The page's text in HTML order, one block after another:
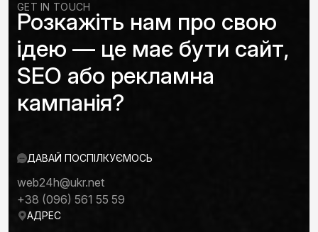
GET IN TOUCH
Розкажіть нам про свою
ідею — це має бути сайт,
SEO або рекламна
кампанія?
ДАВАЙ ПОСПІЛКУЄМОСЬ
web24h@ukr.net
+38 (096) 561 55 59
АДРЕС